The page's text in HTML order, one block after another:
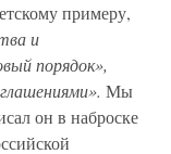
примеру,
и
порядок»,
Мы
он в наброске